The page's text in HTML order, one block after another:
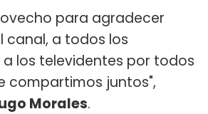
para agradecer
canal, a todos los
los televidentes por todos
compartimos juntos",
Morales.